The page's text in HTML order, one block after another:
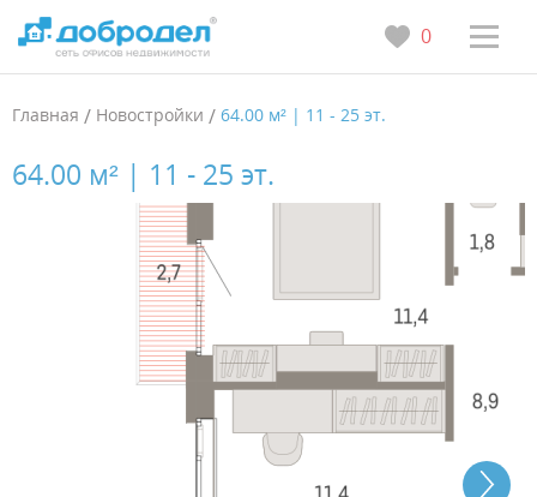
0
Главная / Новостройки / 64.00 м² | 11 - 25 эт.
64.00 м² | 11 - 25 эт.